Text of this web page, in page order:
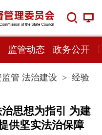
监管动态 政务公开
监管 法治建设 > 经验
思想为指引 为建
供坚实法治保障